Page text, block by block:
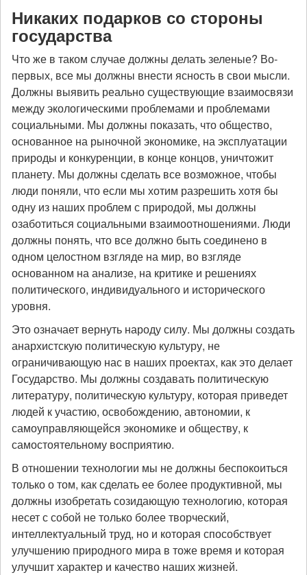
Никаких подарков со стороны
государства
Что же в таком случае должны делать зеленые? Во-
первых, все мы должны внести ясность в свои мысли.
Должны выявить реально существующие взаимосвязи
между экологическими проблемами и проблемами
социальными. Мы должны показать, что общество,
основанное на рыночной экономике, на эксплуатации
природы и конкуренции, в конце концов, уничтожит
планету. Мы должны сделать все возможное, чтобы
люди поняли, что если мы хотим разрешить хотя бы
одну из наших проблем с природой, мы должны
озаботиться социальными взаимоотношениями. Люди
должны понять, что все должно быть соединено в
одном целостном взгляде на мир, во взгляде
основанном на анализе, на критике и решениях
политического, индивидуального и исторического
уровня.
Это означает вернуть народу силу. Мы должны создать
анархистскую политическую культуру, не
ограничивающую нас в наших проектах, как это делает
Государство. Мы должны создавать политическую
литературу, политическую культуру, которая приведет
людей к участию, освобождению, автономии, к
самоуправляющейся экономике и обществу, к
самостоятельному восприятию.
В отношении технологии мы не должны беспокоиться
только о том, как сделать ее более продуктивной, мы
должны изобретать созидающую технологию, которая
несет с собой не только более творческий,
интеллектуальный труд, но и которая способствует
улучшению природного мира в тоже время и которая
улучшит характер и качество наших жизней.